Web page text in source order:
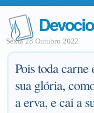
Sexta 28 Outubro 2022
Pois toda carne
sua glória,
a erva, e cai a